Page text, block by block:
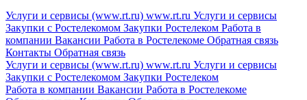
Услуги и сервисы (www.rt.ru) www.rt.ru Услуги и сервисы
Закупки с Ростелекомом Закупки Ростелеком Работа в
компании Вакансии Работа в Ростелекоме Обратная связь
Контакты Обратная связь
Услуги и сервисы (www.rt.ru) www.rt.ru Услуги и сервисы
Закупки с Ростелекомом Закупки Ростелеком
Работа в компании Вакансии Работа в Ростелекоме